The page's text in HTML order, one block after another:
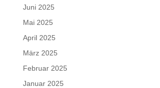
Juni 2025
Mai 2025
April 2025
März 2025
Februar 2025
Januar 2025